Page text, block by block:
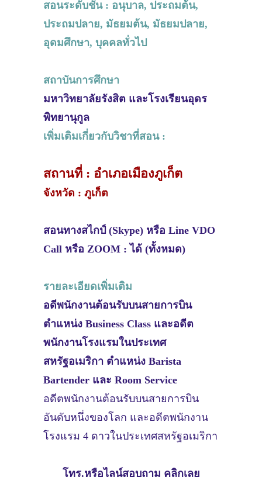
สอนระดับชั้น : อนุบาล, ประถมต้น,
ประถมปลาย, มัธยมต้น, มัธยมปลาย,
อุดมศึกษา, บุคคลทั่วไป
สถาบันการศึกษา
มหาวิทยาลัยรังสิต และโรงเรียนอุดร
พิทยานุกูล
เพิ่มเติมเกี่ยวกับวิชาที่สอน :
สถานที่ : อำเภอเมืองภูเก็ต
จังหวัด : ภูเก็ต
สอนทางสไกป์ (Skype) หรือ Line VDO
Call หรือ ZOOM : ได้ (ทั้งหมด)
รายละเอียดเพิ่มเติม
อดีพนักงานต้อนรับบนสายการบิน
ตำแหน่ง Business Class และอดีต
พนักงานโรงแรมในประเทศ
สหรัฐอเมริกา ตำแหน่ง Barista
Bartender และ Room Service
อดีตพนักงานต้อนรับบนสายการบิน
อันดับหนึ่งของโลก และอดีตพนักงาน
โรงแรม 4 ดาวในประเทศสหรัฐอเมริกา
โทร.หรือไลน์สอบถาม คลิกเลย